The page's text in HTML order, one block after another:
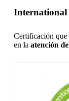
Certificación que
en la atención